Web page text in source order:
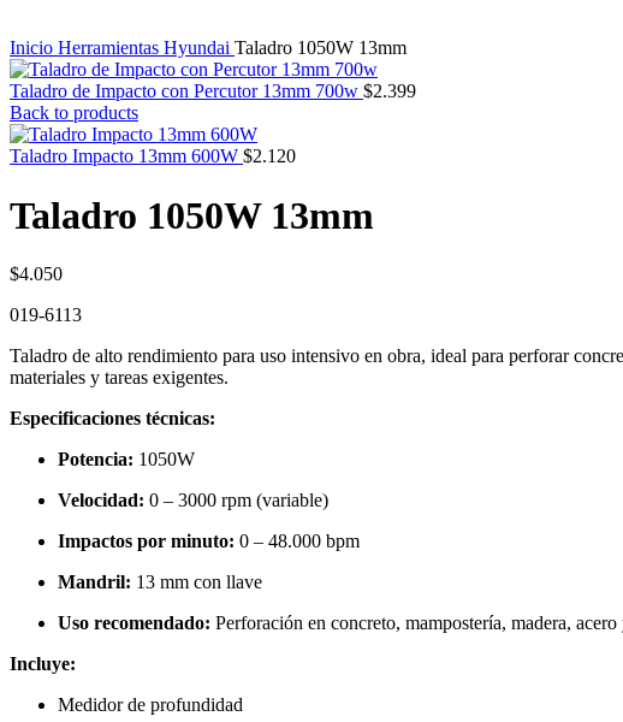
Inicio Herramientas Hyundai Taladro 1050W 13mm
Taladro de Impacto con Percutor 13mm 700w $2.399
Back to products
Taladro Impacto 13mm 600W $2.120
Taladro 1050W 13mm
$4.050
019-6113
Taladro de alto rendimiento para uso intensivo en obra, ideal para perforar
materiales y tareas exigentes.
Especificaciones técnicas:
Potencia: 1050W
Velocidad: 0 – 3000 rpm (variable)
Impactos por minuto: 0 – 48.000 bpm
Mandril: 13 mm con llave
Uso recomendado: Perforación en concreto, mampostería, madera, acero
Incluye:
Medidor de profundidad